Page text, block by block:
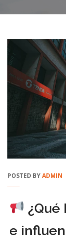
POSTED BYADMIN
e